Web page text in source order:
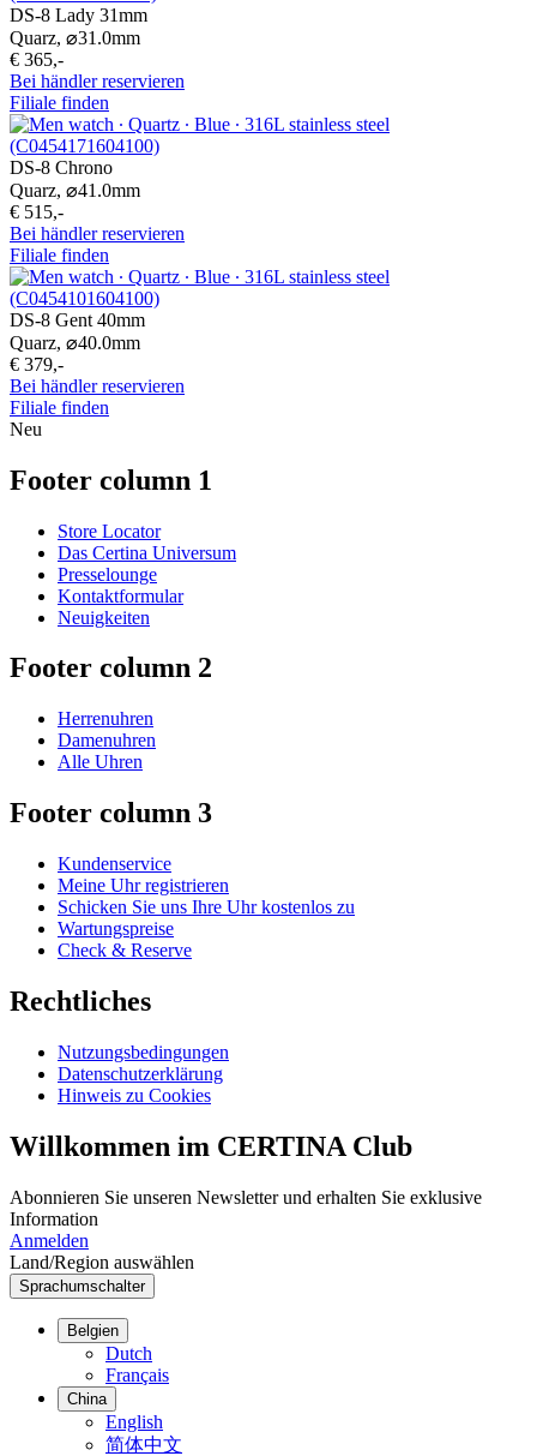
DS-8 Lady 31mm
Quarz, ⌀31.0mm
€ 365,-
Bei händler reservieren
Filiale finden
DS-8 Chrono
Quarz, ⌀41.0mm
€ 515,-
Bei händler reservieren
Filiale finden
DS-8 Gent 40mm
Quarz, ⌀40.0mm
€ 379,-
Bei händler reservieren
Filiale finden
Neu
Footer column 1
Store Locator
Das Certina Universum
Presselounge
Kontaktformular
Neuigkeiten
Footer column 2
Herrenuhren
Damenuhren
Alle Uhren
Footer column 3
Kundenservice
Meine Uhr registrieren
Schicken Sie uns Ihre Uhr kostenlos zu
Wartungspreise
Check & Reserve
Rechtliches
Nutzungsbedingungen
Datenschutzerklärung
Hinweis zu Cookies
Willkommen im CERTINA Club
Abonnieren Sie unseren Newsletter und erhalten Sie exklusive
Information
Anmelden
Land/Region auswählen
Sprachumschalter
Belgien
Dutch
Français
China
English
简体中文